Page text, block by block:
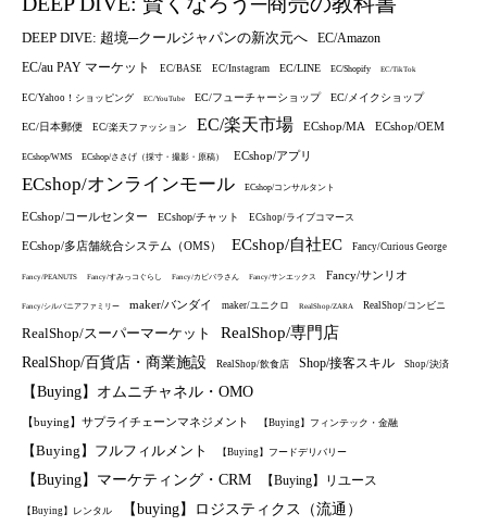
DEEP DIVE: 超境─クールジャパンの新次元へ EC/Amazon
EC/au PAY マーケット EC/BASE EC/Instagram EC/LINE EC/Shopify EC/TikTok
EC/Yahoo！ショッピング EC/YouTube EC/フューチャーショップ EC/メイクショップ
EC/日本郵便 EC/楽天ファッション EC/楽天市場 ECshop/MA ECshop/OEM
ECshop/WMS ECshop/ささげ（採寸・撮影・原稿） ECshop/アプリ
ECshop/オンラインモール ECshop/コンサルタント
ECshop/コールセンター ECshop/チャット ECshop/ライブコマース
ECshop/多店舗統合システム（OMS） ECshop/自社EC Fancy/Curious George
Fancy/PEANUTS Fancy/すみっコぐらし Fancy/カピバラさん Fancy/サンエックス Fancy/サンリオ
Fancy/シルバニアファミリー maker/バンダイ maker/ユニクロ RealShop/ZARA RealShop/コンビニ
RealShop/スーパーマーケット RealShop/専門店
RealShop/百貨店・商業施設 RealShop/飲食店 Shop/接客スキル Shop/決済
【Buying】オムニチャネル・OMO
【buying】サプライチェーンマネジメント 【Buying】フィンテック・金融
【Buying】フルフィルメント 【Buying】フードデリバリー
【Buying】マーケティング・CRM 【Buying】リユース
【Buying】レンタル
【buying】ロジスティクス（流通）